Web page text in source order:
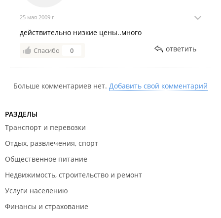
25 мая 2009 г.
действительно низкие цены..много
Спасибо 0 ответить
Больше комментариев нет. Добавить свой комментарий
РАЗДЕЛЫ
Транспорт и перевозки
Отдых, развлечения, спорт
Общественное питание
Недвижимость, строительство и ремонт
Услуги населению
Финансы и страхование